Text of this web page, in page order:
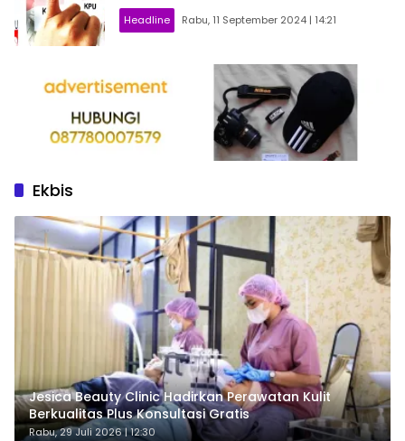
Headline Rabu, 11 September 2024 | 14:21
Ekbis
Jesica Beauty Clinic Hadirkan Perawatan Kulit
Berkualitas Plus Konsultasi Gratis
Rabu, 29 Juli 2026 | 12:30